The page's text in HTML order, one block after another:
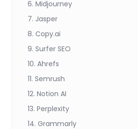
6. Midjourney
7. Jasper
8. Copy.ai
9. Surfer SEO
10. Ahrefs
11. Semrush
12. Notion AI
13. Perplexity
14. Grammarly